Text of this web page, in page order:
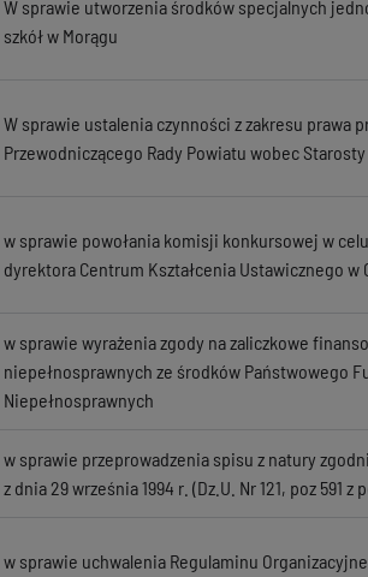
W sprawie utworzenia środków specjalnych
szkół w Morągu
W sprawie ustalenia czynności z zakresu prawa
Przewodniczącego Rady Powiatu wobec Starosty
w sprawie powołania komisji konkursowej w
dyrektora Centrum Kształcenia Ustawicznego w
w sprawie wyrażenia zgody na zaliczkowe
niepełnosprawnych ze środków Państwowego
Niepełnosprawnych
w sprawie przeprowadzenia spisu z natury
z dnia 29 września 1994 r. (Dz.U. Nr 121, poz 591 z
w sprawie uchwalenia Regulaminu